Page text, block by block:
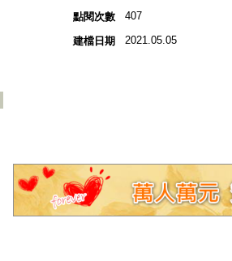
點閱次數
407
建檔日期 2021.05.05